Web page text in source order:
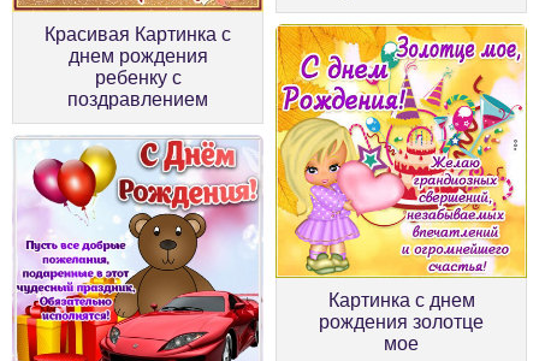
Красивая Картинка с
днем рождения
ребенку с
поздравлением
Картинка с днем
рождения золотце
мое